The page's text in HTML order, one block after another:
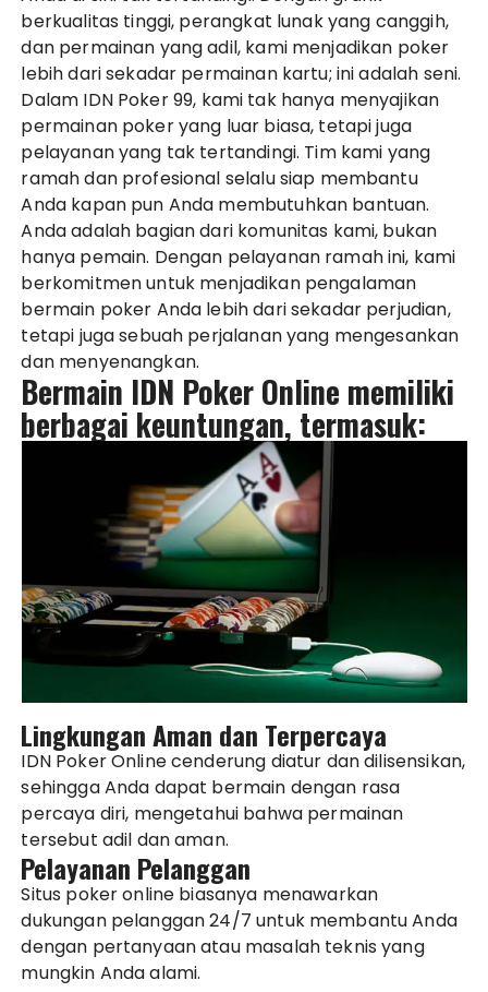
berkualitas tinggi, perangkat lunak yang canggih,
dan permainan yang adil, kami menjadikan poker
lebih dari sekadar permainan kartu; ini adalah seni.
Dalam IDN Poker99, kami tak hanya menyajikan
permainan poker yang luar biasa, tetapi juga
pelayanan yang tak tertandingi. Tim kami yang
ramah dan profesional selalu siap membantu
Anda kapan pun Anda membutuhkan bantuan.
Anda adalah bagian dari komunitas kami, bukan
hanya pemain. Dengan pelayanan ramah ini, kami
berkomitmen untuk menjadikan pengalaman
bermain poker Anda lebih dari sekadar perjudian,
tetapi juga sebuah perjalanan yang mengesankan
dan menyenangkan.
Bermain IDN Poker Online memiliki
berbagai keuntungan, termasuk:
Lingkungan Aman dan Terpercaya
IDN Poker Online cenderung diatur dan dilisensikan,
sehingga Anda dapat bermain dengan rasa
percaya diri, mengetahui bahwa permainan
tersebut adil dan aman.
Pelayanan Pelanggan
Situs poker online biasanya menawarkan
dukungan pelanggan 24/7 untuk membantu Anda
dengan pertanyaan atau masalah teknis yang
mungkin Anda alami.